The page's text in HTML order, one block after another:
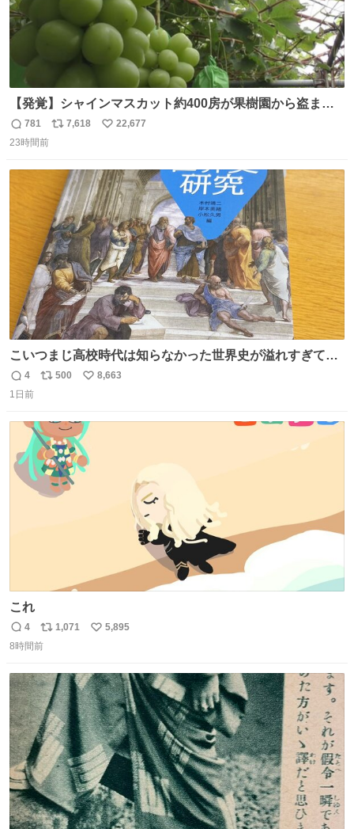
【発覚】シャインマスカット約400房が果樹園から盗まれ
る 栃木・佐野市 news.livedoor.com/article/detail… 被害
に遭った果樹園には防犯カメラなどはなく、シャインマス
今年に入って同様の被害は確認されておらず、警察はパト
ロールを強化する。
返
信
781
リ
数
7,618
い
数
22,677
23時間前
こいつまじ高校時代は知らなかった世界史が溢れすぎてて
𝑩𝑰𝑮 𝑳𝑶𝑽𝑬＿＿
返
信
4
リ
ト
数
500
い
数
8,663
1日前
これ
返
信
4
リ
ポ
ト
数
1,071
い
数
5,895
8時間前